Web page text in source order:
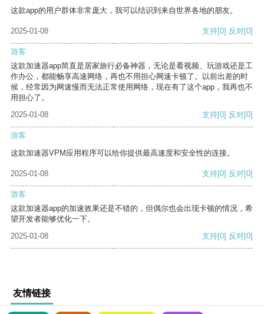
这款app的用户群体非常庞大，我可以结识到来自世界各地的朋友。
2025-01-08 支持[0] 反对[0]
游客
这款加速器app简直是居家旅行必备神器，无论是看视频、玩游戏还是工
作办公，都能畅享高速网络，再也不用担心网速卡顿了。以前出差的时
候，经常因为网速慢而无法正常使用网络，现在有了这个app，我再也不
用担心了。
2025-01-08
支持[0] 反对[0]
游客
这款加速器VPM应用程序可以给你提供最高速度和安全性的连接。
2025-01-08 支持[0] 反对[0]
游客
这款加速器app的加速效果还是不错的，但偶尔也会出现卡顿的情况，希
望开发者能够优化一下。
2025-01-08
支持[0] 反对[0]
友情链接